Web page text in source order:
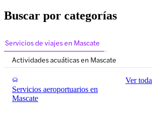
Buscar por categorías
Servicios de viajes en Mascate
Actividades acuáticas en Mascate
Servicios aeroportuarios en
Mascate
Ver